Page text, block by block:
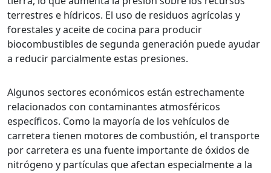
terrestres e hídricos. El uso de residuos agrícolas y
forestales y aceite de cocina para producir
biocombustibles de segunda generación puede ayudar
a reducir parcialmente estas presiones.
Algunos sectores económicos están estrechamente
relacionados con contaminantes atmosféricos
específicos. Como la mayoría de los vehículos de
carretera tienen motores de combustión, el transporte
por carretera es una fuente importante de óxidos de
nitrógeno y partículas que afectan especialmente a la